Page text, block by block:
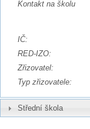
Kontakt na školu
IČ:
RED-IZO:
Zřizovatel:
Typ zřizovatele:
Střední škola